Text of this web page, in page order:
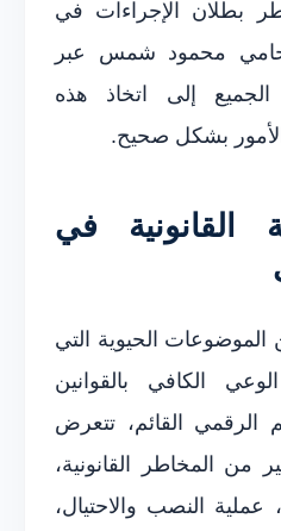
بطلان الإجراءات في
محمود شمس عبر
يدعو الجميع إلى اتخاذ هذه
بشكل صحيح.
القانونية في
الموضوعات الحيوية التي
الكافي بالقوانين
الرقمي القائم، تتعرض
من المخاطر القانونية،
النصب والاحتيال،